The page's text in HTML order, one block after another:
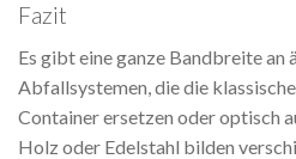
Fazit
Es gibt eine ganze Bandbreite an
Abfallsystemen, die die
Container ersetzen oder optisch
Holz oder Edelstahl bilden